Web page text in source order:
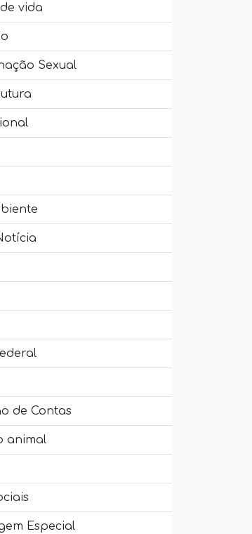
vida
Sexual
de Contas
animal
Especial